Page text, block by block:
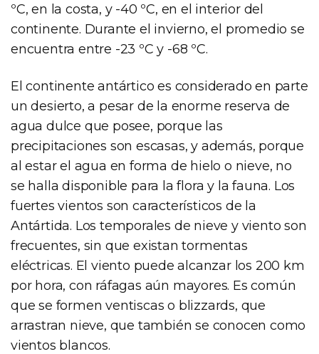
ºC, en la costa, y -40 ºC, en el interior del
continente. Durante el invierno, el promedio se
encuentra entre -23 ºC y -68 ºC.
El continente antártico es considerado en parte
un desierto, a pesar de la enorme reserva de
agua dulce que posee, porque las
precipitaciones son escasas, y además, porque
al estar el agua en forma de hielo o nieve, no
se halla disponible para la flora y la fauna. Los
fuertes vientos son característicos de la
Antártida. Los temporales de nieve y viento son
frecuentes, sin que existan tormentas
eléctricas. El viento puede alcanzar los 200 km
por hora, con ráfagas aún mayores. Es común
que se formen ventiscas o blizzards, que
arrastran nieve, que también se conocen como
vientos blancos.